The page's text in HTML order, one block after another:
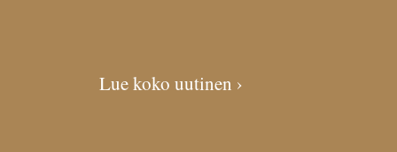
Lue koko uutinen ›